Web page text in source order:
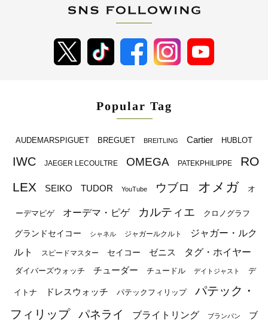
Popular Tag
AUDEMARSPIGUET BREGUET BREITLING Cartier HUBLOT
IWC JAEGER LECOULTRE OMEGA PATEKPHILIPPE
RO
LEX
SEIKO TUDOR YouTube ウブロ オメガ オ
ーデマピゲ オーデマ・ピゲ カルティエ クロノグラフ
グランドセイコー シャネル ジャガールクルト
ジャガー・ルク
ルト
スピードマスター セイコー ゼニス タグ・ホイヤー
ダイバーズウォッチ チューダー チュードル デイトジャスト デ
イトナ ドレスウォッチ パテックフィリップ
パテック・
フィリップ
パネライ ブライトリング ブランパン ブ